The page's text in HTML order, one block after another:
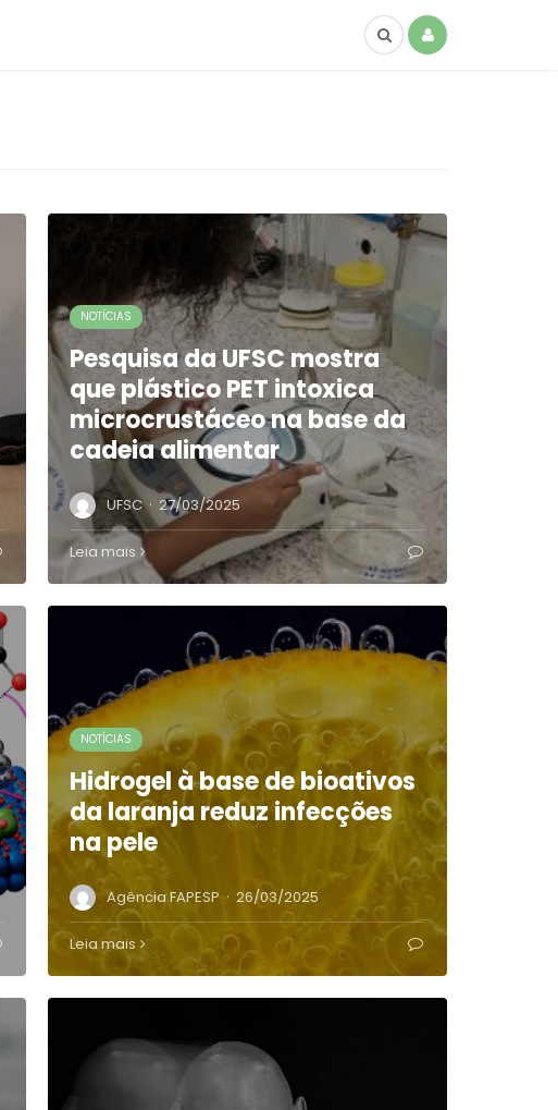
NOTÍCIAS
Pesquisa da UFSC mostra
que plástico PET intoxica
microcrustáceo na base da
cadeia alimentar
UFSC · 27/03/2025
Leia mais
NOTÍCIAS
Hidrogel à base de bioativos
da laranja reduz infecções
na pele
Agência FAPESP · 26/03/2025
Leia mais